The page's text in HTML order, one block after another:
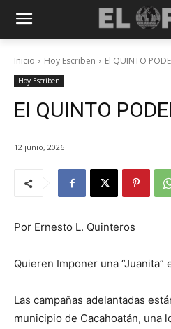
Inicio Hoy Escriben El QUINTO
Hoy Escriben
El QUINTO
12 junio, 2026
Por Ernesto L. Quinteros
Quieren Imponer una “Juanita”
Las campañas adelantadas
municipio de Cacahoatán, una